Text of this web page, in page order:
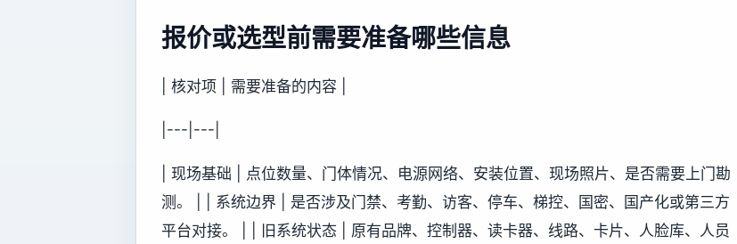
报价或选型前需要准备哪些信息
| 核对项 | 需要准备的内容 |
|---|---|
| 现场基础 | 点位数量、门体情况、电源网络、安装位置、现场照片、是否需要上门勘
测。 | | 系统边界 | 是否涉及门禁、考勤、访客、停车、梯控、国密、国产化或第三方
平台对接。 | | 旧系统状态 | 原有品牌、控制器、读卡器、线路、卡片、人脸库、人员